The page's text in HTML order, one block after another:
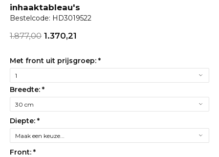
inhaaktableau's
Bestelcode: HD3019522
1.877,00 1.370,21
Met front uit prijsgroep: *
Breedte: *
Diepte: *
Front: *